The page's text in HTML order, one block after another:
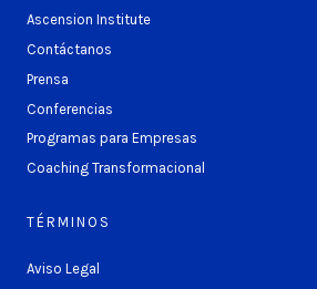
Ascension Institute
Contáctanos
Prensa
Conferencias
Programas para Empresas
Coaching Transformacional
TÉRMINOS
Aviso Legal